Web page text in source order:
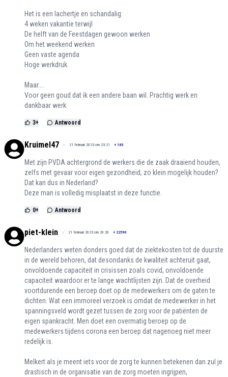
Het is een lachertje en schandalig:
4 weken vakantie terwijl
De helft van de Feestdagen gewoon werken
Om het weekend werken
Geen vaste agenda
Hoge werkdruk.
Maar....
Voor geen goud dat ik een andere baan wil. Prachtig werk en
dankbaar werk.
3+ Antwoord
Kruimel47 21 februari 2023 om 23:21 + 163
Met zijn PVDA achtergrond de werkers die de zaak draaiend houden,
zelfs met gevaar voor eigen gezondheid, zo klein mogelijk houden?
Dat kan dus in Nederland?
Deze man is volledig misplaatst in deze functie.
0+ Antwoord
piet-klein 21 februari 2023 om 20:26 + 22590
Nederlanders weten donders goed dat de ziektekosten tot de duurste
in de wereld behoren, dat desondanks de kwaliteit achteruit gaat,
onvoldoende capaciteit in crisissen zoals covid, onvoldoende
capaciteit waardoor er te lange wachtlijsten zijn. Dat de overheid
voortdurende een beroep doet op de medewerkers om de gaten te
dichten. Wat een immoreel verzoek is omdat de medewerker in het
spanningsveld wordt gezet tussen de zorg voor de patiënten de
eigen spankracht. Men doet een overmatig beroep op de
medewerkers tijdens corona een beroep dat nagenoeg niet meer
redelijk is.
Melkert als je meent iets voor de zorg te kunnen betekenen dan zul je
drastisch in de organisatie van de zorg moeten ingrijpen,